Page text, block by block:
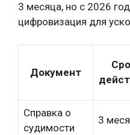
3 месяца, но с 2026
цифровизация для
Документ
Справка о
судимости
3